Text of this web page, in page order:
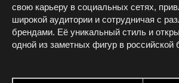
свою карьеру в социальных сетях,
широкой аудитории и сотрудничая с
брендами. Её уникальный стиль и
одной из заметных фигур в российской